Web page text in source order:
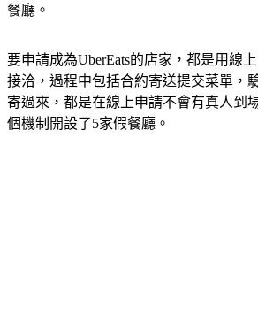
餐廳。
要申請成為UberEats的店家，都是用線
接洽，過程中包括合約寄送提交菜單，
寄過來，都是在線上申請不會有真人到
個機制開設了5家假餐廳。